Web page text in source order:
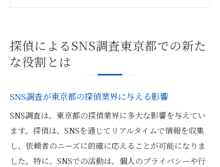
東京都の探偵が直面するSNS調査の課題
SNS調査の必要性が高まる理由
SNSデータを活用する東京都の探偵たちの手法
東京都内の探偵が使用するSNS解析ツール
情報収集におけるSNSデータの精度と信頼
SNS調査で活躍する探偵のスキルセット
東京都の探偵が直面するデータプライバシ
ー問題
探偵によるSNS調査東京都での新た
な役割とは
SNS調査が東京都の探偵業界に与える影響
SNS調査は、東京都の探偵業界に多大な影響を与えてい
ます。探偵は、SNSを通じてリアルタイムで情報を収集
し、依頼者のニーズに的確に応えることが可能になりま
した。特に、SNSでの活動は、個人のプライバシーや行